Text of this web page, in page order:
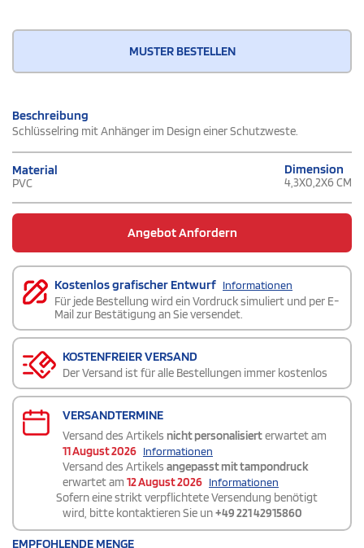
MUSTER BESTELLEN
Beschreibung
Schlüsselring mit Anhänger im Design einer Schutzweste.
Material
PVC
Dimension
4,3X0,2X6 CM
Angebot Anfordern
Kostenlos grafischer Entwurf Informationen
Für jede Bestellung wird ein Vordruck simuliert und per E-
Mail zur Bestätigung an Sie versendet.
KOSTENFREIER VERSAND
Der Versand ist für alle Bestellungen immer kostenlos
VERSANDTERMINE
Versand des Artikels nicht personalisierterwartet am
11 August 2026 Informationen
Versand des Artikels angepasst mit tampondruck
erwartet am 12 August 2026 Informationen
Sofern eine strikt verpflichtete Versendung benötigt
wird, bitte kontaktieren Sie un+49 221 42915860
EMPFOHLENDE MENGE